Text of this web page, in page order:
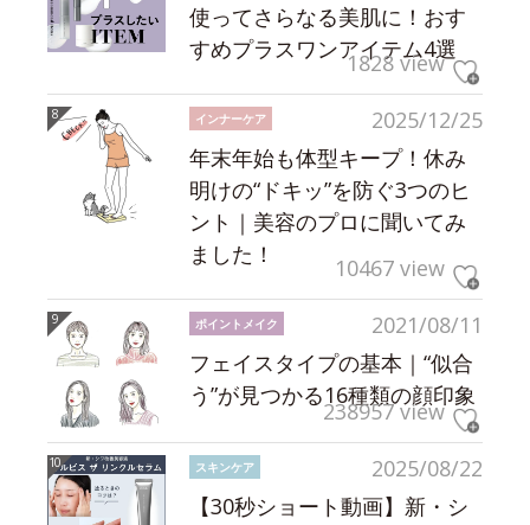
使ってさらなる美肌に！おす
すめプラスワンアイテム4選
1828 view
2025/12/25
インナーケア
年末年始も体型キープ！休み
明けの“ドキッ”を防ぐ3つのヒ
ント｜美容のプロに聞いてみ
ました！
10467 view
2021/08/11
ポイントメイク
フェイスタイプの基本｜“似合
う”が見つかる16種類の顔印象
238957 view
2025/08/22
スキンケア
【30秒ショート動画】新・シ